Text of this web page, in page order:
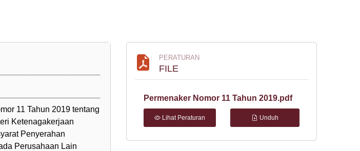
11 Tahun 2019 tentang
Ketenagakerjaan
Penyerahan
Perusahaan Lain
PERATURAN
FILE
Permenaker Nomor 11 Tahun 2019.pdf
Lihat Peraturan Unduh